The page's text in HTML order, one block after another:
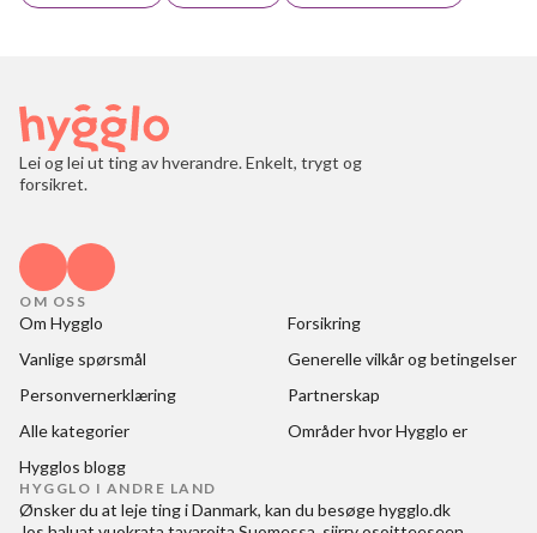
Lei og lei ut ting av hverandre. Enkelt, trygt og
forsikret.
OM OSS
Om Hygglo
Forsikring
Vanlige spørsmål
Generelle vilkår og betingelser
Personvernerklæring
Partnerskap
Alle kategorier
Områder hvor Hygglo er
Hygglos blogg
HYGGLO I ANDRE LAND
Ønsker du at leje ting i Danmark, kan du besøgehygglo.dk